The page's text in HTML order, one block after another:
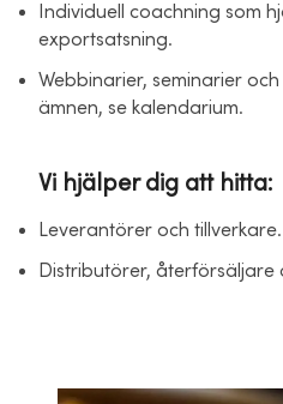
Individuell coachning som
exportsatsning.
Webbinarier, seminarier
ämnen, se kalendarium.
Vi hjälper dig att hitta:
Leverantörer och tillverkare.
Distributörer, återförsäljare